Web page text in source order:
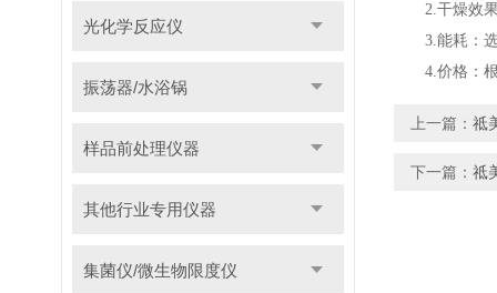
光化学反应仪
振荡器/水浴锅
样品前处理仪器
其他行业专用仪器
集菌仪/微生物限度仪
2.干燥效果
3.能耗：选
4.价格：根
上一篇： 祗
下一篇： 祗